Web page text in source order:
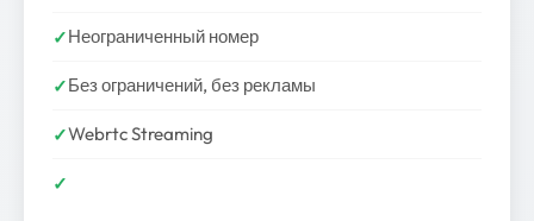
Неограниченный номер
Без ограничений, без рекламы
Webrtc Streaming